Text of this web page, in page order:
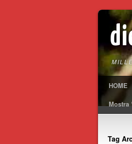
HOME
Mostra
Tag